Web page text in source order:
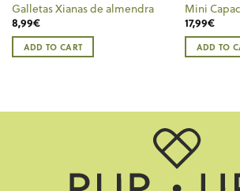
Galletas Xianas de almendra
8,99€
ADD TO CART
Mini
17,99€
ADD TO